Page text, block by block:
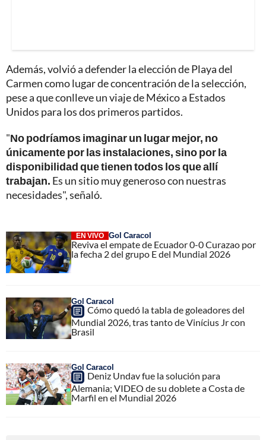
Además, volvió a defender la elección de Playa del
Carmen como lugar de concentración de la selección,
pese a que conlleve un viaje de México a Estados
Unidos para los dos primeros partidos.
"No podríamos imaginar un lugar mejor, no
únicamente por las instalaciones, sino por la
disponibilidad que tienen todos los que allí
trabajan. Es un sitio muy generoso con nuestras
necesidades", señaló.
EN VIVO Gol Caracol
Reviva el empate de Ecuador 0-0 Curazao por
la fecha 2 del grupo E del Mundial 2026
Gol Caracol
Cómo quedó la tabla de goleadores del
Mundial 2026, tras tanto de Vinícius Jr con
Brasil
Gol Caracol
Deniz Undav fue la solución para
Alemania; VIDEO de su doblete a Costa de
Marfil en el Mundial 2026